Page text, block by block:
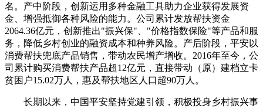
名。产中阶段，创新运用多种金融工具助力企业获得发展资
金、增强抵御各种风险的能力。公司累计发放帮扶资金
2064.36亿元，创新推出"振兴保"、"价格指数保险"等产品和服
务，降低乡村创业的融资成本和种养风险。产后阶段，平安以
消费帮扶兜底产品销售，带动农民增产增收。2016年至今，公
司累计购买消费帮扶产品超12亿元，直接带动（原）建档立卡
贫困户15.02万人，惠及帮扶地区人口超90万人。
长期以来，中国平安坚持党建引领，积极投身乡村振兴事